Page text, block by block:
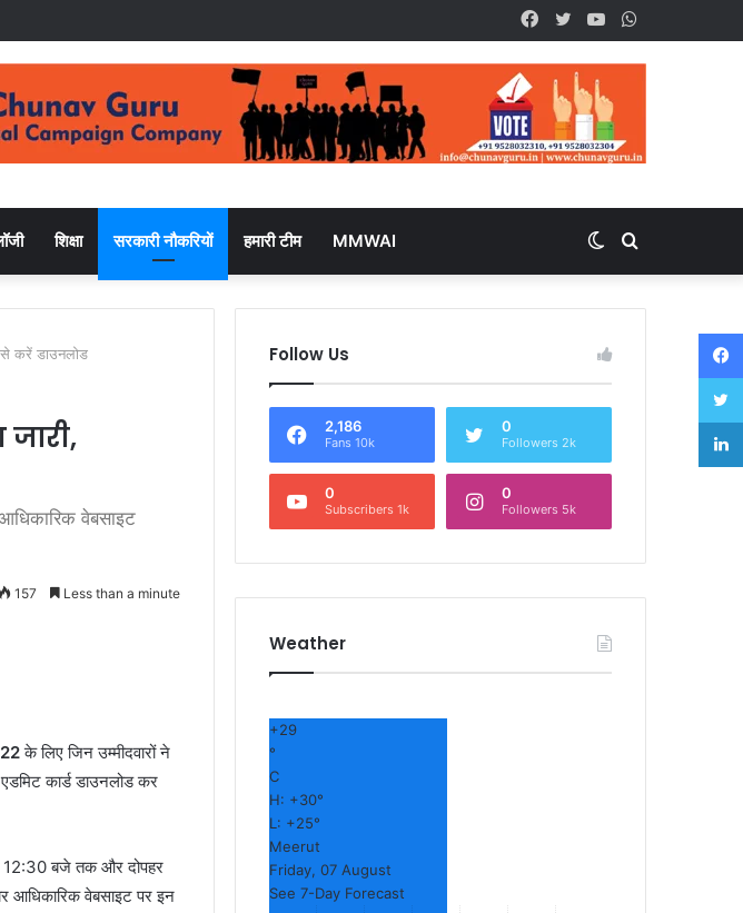
YouTube
Twitter
Facebook
शिक्षा सरकारी नौकरियों हमारी टीम MMWAI
for
Switch
skin
करें डाउनलोड
वेबसाइट
157 Less than a minute
के लिए जिन उम्मीदवारों ने
कार्ड डाउनलोड कर
12:30 बजे तक और दोपहर
आधिकारिक वेबसाइट पर इन
Follow Us
2,186
Fans 10k
0
Followers 2k
0
Subscribers 1k
0
Followers 5k
Weather
+29
°
C
H: +30°
L: +25°
Meerut
Friday, 07 August
See 7-Day Forecast